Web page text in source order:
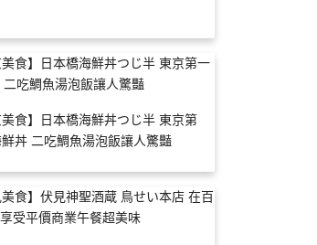
美食】日本橋海鮮丼つじ半 東京第
丼 二吃鯛魚湯泡飯讓人驚豔